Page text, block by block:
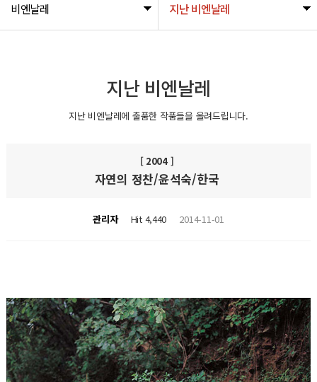
비엔날레 지난 비엔날레
지난 비엔날레
지난 비엔날레에 출품한 작품들을 올려드립니다.
[ 2004 ]
자연의 정찬/윤석숙/한국
관리자 Hit 4,440 2014-11-01